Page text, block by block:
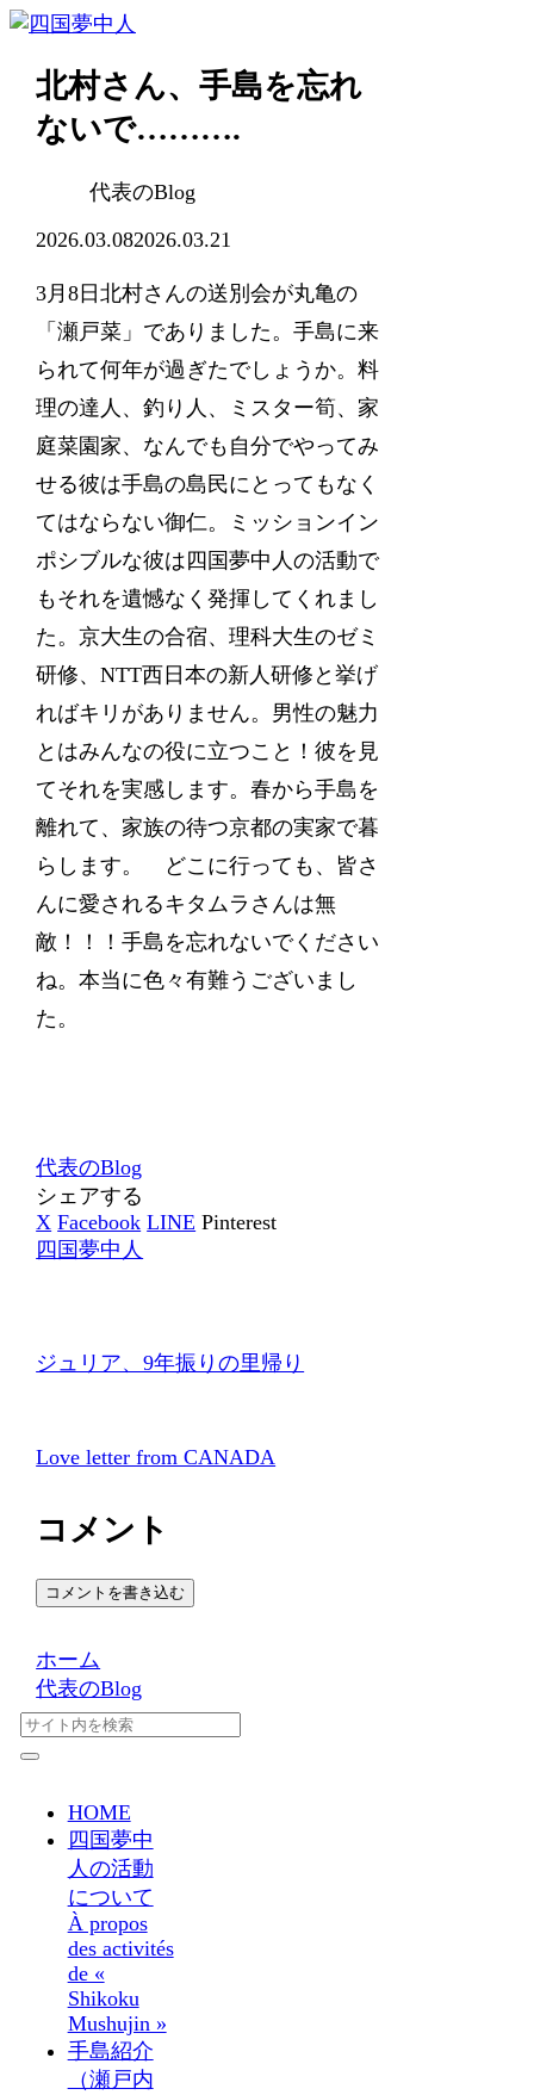
北村さん、手島を忘れ
ないで……….
代表のBlog
2026.03.082026.03.21
3月8日北村さんの送別会が丸亀の
「瀬戸菜」でありました。手島に来
られて何年が過ぎたでしょうか。料
理の達人、釣り人、ミスター筍、家
庭菜園家、なんでも自分でやってみ
せる彼は手島の島民にとってもなく
てはならない御仁。ミッションイン
ポシブルな彼は四国夢中人の活動で
もそれを遺憾なく発揮してくれまし
た。京大生の合宿、理科大生のゼミ
研修、NTT西日本の新人研修と挙げ
ればキリがありません。男性の魅力
とはみんなの役に立つこと！彼を見
てそれを実感します。春から手島を
離れて、家族の待つ京都の実家で暮
らします。 どこに行っても、皆さ
んに愛されるキタムラさんは無
敵！！！手島を忘れないでください
ね。本当に色々有難うございまし
た。
代表のBlog
シェアする
X Facebook LINE Pinterest
四国夢中人
ジュリア、9年振りの里帰り
Love letter from CANADA
コメント
コメントを書き込む
ホーム
代表のBlog
HOME
四国夢中
人の活動
について
À propos
des activités
de «
Shikoku
Mushujin »
手島紹介
（瀬戸内